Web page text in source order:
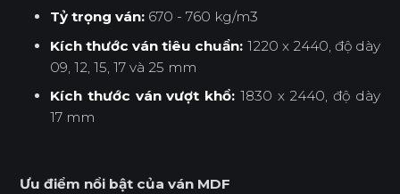
Tỷ trọng ván: 670 - 760 kg/m3
Kích thước ván tiêu chuẩn: 1220 x 2440, độ dày
09, 12, 15, 17 và 25 mm
Kích thước ván vượt khổ: 1830 x 2440, độ dày
17 mm
Ưu điểm nổi bật của ván MDF